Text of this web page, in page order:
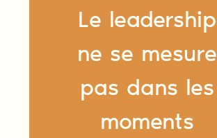
Le leadership
ne se mesure
pas dans les
moments